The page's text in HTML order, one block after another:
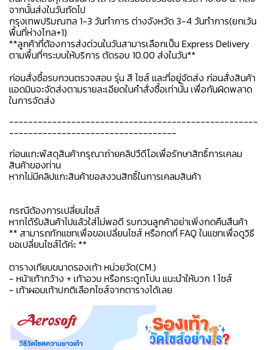
จากนั้นส่งในวันถัดไป
กรุงเทพปริมณฑล 1-3 วันทำการ ต่างจังหวัด 3-4 วันทำการ(ยกเว้น
พื้นที่ห่างไกล+1)
**ลูกค้าที่ต้องการส่งด่วนในวันสามารเลือกเป็น Express Delivery
ตามพื้นที่ๆระบบให้บริการ ตัดรอบ 10.00 ส่งในวัน**
ก่อนสั่งซื้อรบกวนตรวจสอบ รุ่น สี ไซส์ และที่อยู่จัดส่ง ก่อนสั่งสินค้า
แอดมินจะจัดส่งตามรายละเอียดในคำสั่งซื้อเท่านั้น เพื่อกันผิดพลาด
ในการจัดส่ง
----------------------------------------------------
-----------------------------------
ก่อนแกะพัสดุสินค้ากรุณาถ่ายคลิปวีดีโอเพื่อรักษาสิทธิ์การเคลม
สินค้าของท่าน
หากไม่มีคลิปแกะสินค้าขอสงวนสิทธิ์ในการเคลมสินค้า
กรณีต้องการเปลี่ยนไซส์
หากได้รับสินค้าไปแล้วใส่ไม่พอดี รบกวนลูกค้าอย่าเพิ่งกดคืนสืนค้า
** สามารถทักแชทเพื่อขอเปลี่ยนไซส์ หรือกดที่ FAQ ในแชทเพื่อดูวิธี
ขอเปลี่ยนไซส์ได้ค่ะ **
ตารางเทียบขนาดรองเท้า หน่วยวัด(CM.)
- หน้าเท้ากว้าง + เท้าอวบ หรือกระดูกโปน แนะนำให้บวก 1 ไซส์
- เท้าผอมเท้าปกติเลือกไซส์จากตารางได้เลย